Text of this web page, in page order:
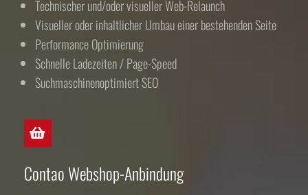
Technischer und/oder visueller Web-Relaunch
Visueller oder inhaltlicher Umbau einer bestehenden Seite
Performance Optimierung
Schnelle Ladezeiten / Page-Speed
Suchmaschinenoptimiert SEO
Contao Webshop-Anbindung